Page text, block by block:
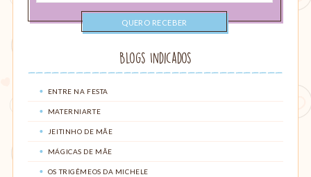
Blogs Indicados
ENTRE NA FESTA
MATERNIARTE
JEITINHO DE MÃE
MÁGICAS DE MÃE
OS TRIGÊMEOS DA MICHELE